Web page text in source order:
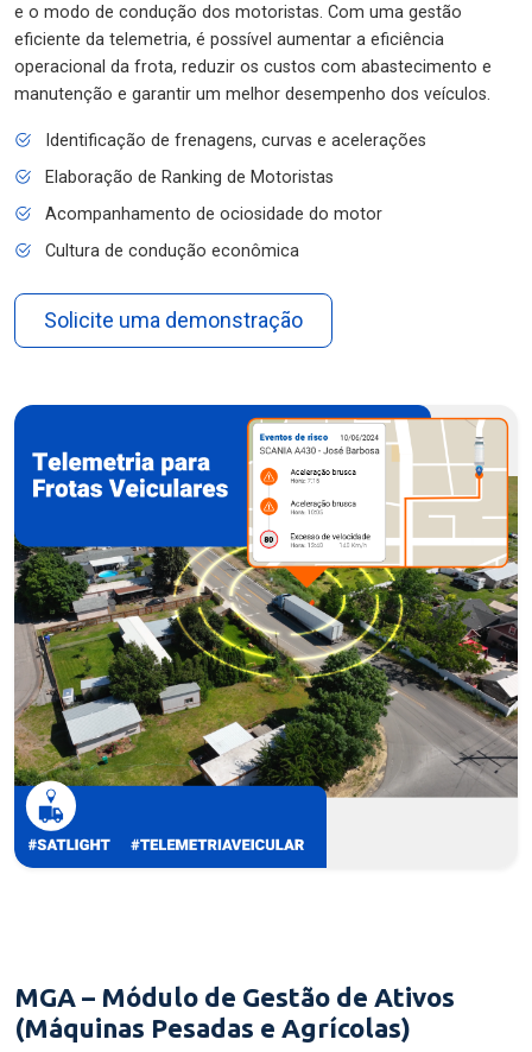
e o modo de condução dos motoristas. Com uma gestão
eficiente da telemetria, é possível aumentar a eficiência
operacional da frota, reduzir os custos com abastecimento e
manutenção e garantir um melhor desempenho dos veículos.
Identificação de frenagens, curvas e acelerações
Elaboração de Ranking de Motoristas
Acompanhamento de ociosidade do motor
Cultura de condução econômica
Solicite uma demonstração
MGA – Módulo de Gestão de Ativos
(Máquinas Pesadas e Agrícolas)